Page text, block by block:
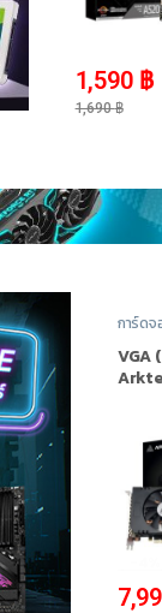
1,590 ฿
1,690฿
การ์ดจ
20
VGA